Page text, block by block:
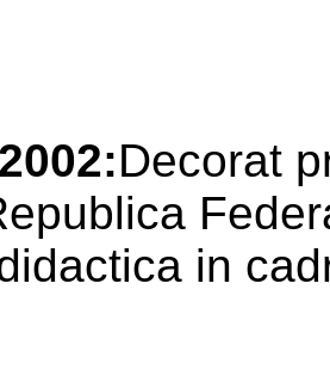
2002:Decorat
in